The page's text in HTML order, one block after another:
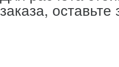
заказа, оставьте